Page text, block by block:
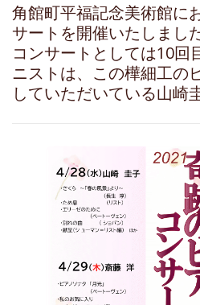
角館町平福記念美術館に
サートを開催いたしまし
コンサートとしては10回
ニストは、この樺細工の
していただいている山崎